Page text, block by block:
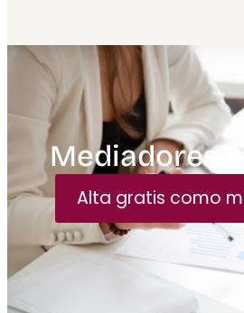
Mediadores
Alta gratis como